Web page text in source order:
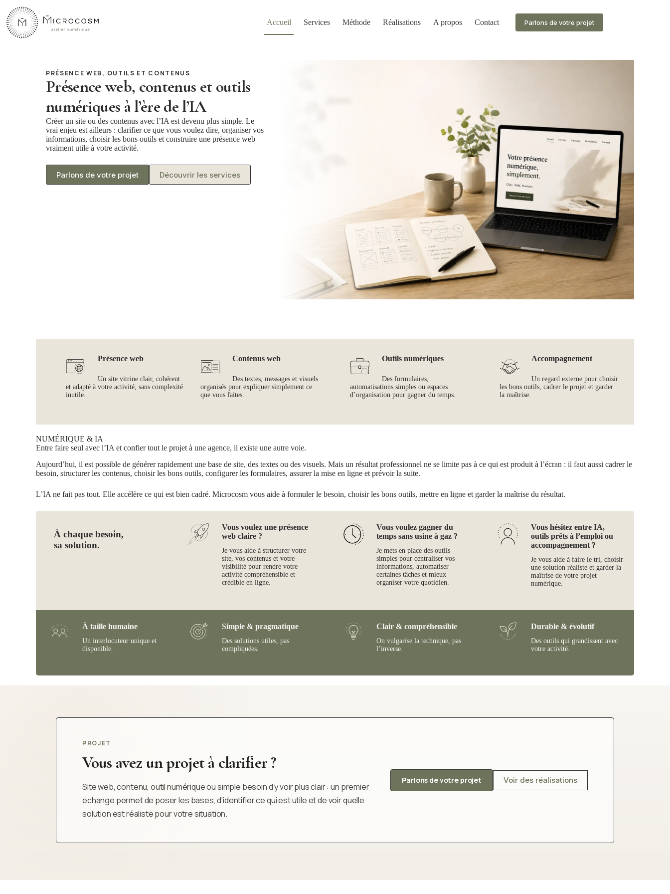
contenu
Accueil Services Méthode Réalisations A propos Contact Parlons de votre projet
PRÉSENCE WEB, OUTILS ET CONTENUS
Présence web, contenus et outils
numériques à l’ère de l’IA
Créer un site ou des contenus avec l’IA est devenu plus simple. Le
vrai enjeu est ailleurs : clarifier ce que vous voulez dire, organiser vos
informations, choisir les bons outils et construire une présence web
vraiment utile à votre activité.
Parlons de votre projet Découvrir les services
Présence web
Un site vitrine clair, cohérent
et adapté à votre activité, sans complexité
inutile.
Contenus web
Des textes, messages et visuels
organisés pour expliquer simplement ce
que vous faites.
Outils numériques
Des formulaires,
automatisations simples ou espaces
d’organisation pour gagner du temps.
Accompagnement
Un regard externe pour choisir
les bons outils, cadrer le projet et garder
la maîtrise.
NUMÉRIQUE & IA
Entre faire seul avec l’IA et confier tout le projet à une agence, il existe une autre voie.
Aujourd’hui, il est possible de générer rapidement une base de site, des textes ou des visuels. Mais un résultat professionnel ne se limite pas à ce qui est produit à l’écran : il faut aussi cadrer le
besoin, structurer les contenus, choisir les bons outils, configurer les formulaires, assurer la mise en ligne et prévoir la suite.
L’IA ne fait pas tout. Elle accélère ce qui est bien cadré. Microcosm vous aide à formuler le besoin, choisir les bons outils, mettre en ligne et garder la maîtrise du résultat.
À chaque besoin,
sa solution.
Vous voulez une présence
web claire ?
Je vous aide à structurer votre
site, vos contenus et votre
visibilité pour rendre votre
activité compréhensible et
crédible en ligne.
Vous voulez gagner du
temps sans usine à gaz ?
Je mets en place des outils
simples pour centraliser vos
informations, automatiser
certaines tâches et mieux
organiser votre quotidien.
Vous hésitez entre IA,
outils prêts à l’emploi ou
accompagnement ?
Je vous aide à faire le tri, choisir
une solution réaliste et garder la
maîtrise de votre projet
numérique.
À taille humaine
Un interlocuteur unique et
disponible.
Simple & pragmatique
Des solutions utiles, pas
compliquées.
Clair & compréhensible
On vulgarise la technique, pas
l’inverse.
Durable & évolutif
Des outils qui grandissent avec
votre activité.
PROJET
Vous avez un projet à clarifier ?
Site web, contenu, outil numérique ou simple besoin d’y voir plus clair : un premier
échange permet de poser les bases, d’identifier ce qui est utile et de voir quelle
solution est réaliste pour votre situation.
Parlons de votre projet Voir des réalisations